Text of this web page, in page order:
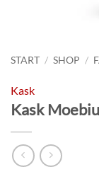
START / SHOP /
Kask
Kask